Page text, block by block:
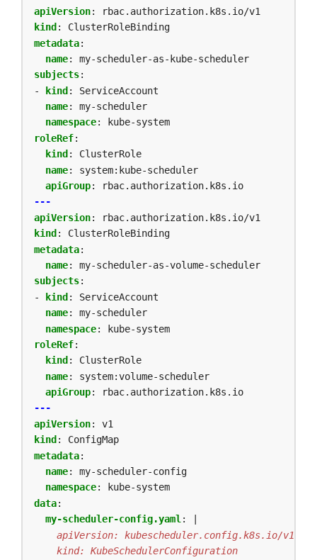
apiVersion:
rbac.authorization.k8s.io/v1
kind :
ClusterRoleBinding
metadata:
name:
my-scheduler-as-kube-scheduler
subjects:
-
kind :
ServiceAccount
name:
my-scheduler
namespace:
kube-system
roleRef:
kind :
ClusterRole
name:
system:kube-scheduler
apiGroup:
rbac.authorization.k8s.io
---
apiVersion:
rbac.authorization.k8s.io/v1
kind :
ClusterRoleBinding
metadata:
name:
my-scheduler-as-volume-scheduler
subjects:
-
kind :
ServiceAccount
name:
my-scheduler
namespace:
kube-system
roleRef:
kind :
ClusterRole
name:
system:volume-scheduler
apiGroup:
rbac.authorization.k8s.io
---
apiVersion:
v1
kind :
ConfigMap
metadata:
name:
my-scheduler-config
namespace:
kube-system
data:
my-scheduler-config.yaml: